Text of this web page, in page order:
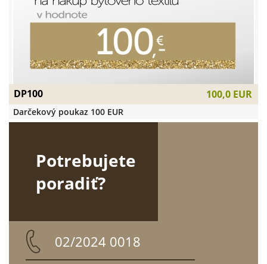
DP100 100,0 EUR
Darčekový poukaz 100 EUR
Potrebujete
poradiť?
02/2024 0018